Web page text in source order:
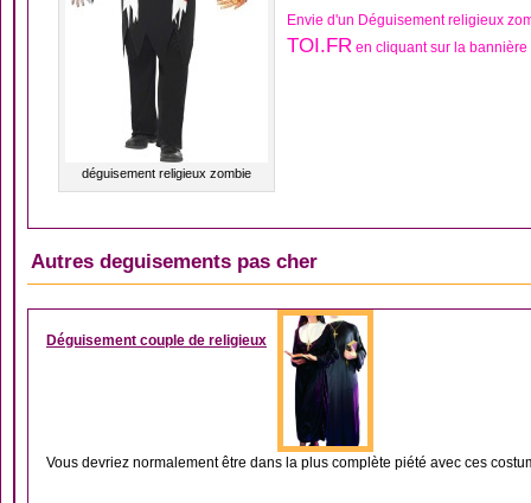
déguisement religieux zombie
Envie d'un Déguisement religieux
TOI.FR en cliquant sur la bannière
Autres deguisements pas cher
DÉGUISEMENT
Déguisement couple de religieux
Vous devriez normalement être dans la plus complète piété avec ces